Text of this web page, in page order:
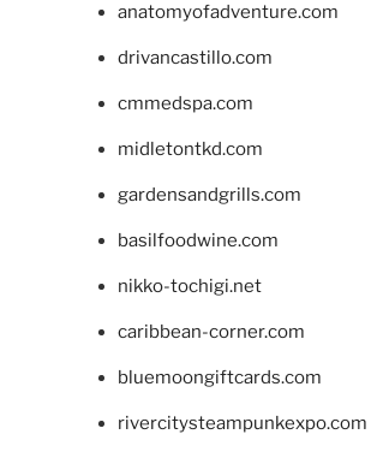
anatomyofadventure.com
drivancastillo.com
cmmedspa.com
midletontkd.com
gardensandgrills.com
basilfoodwine.com
nikko-tochigi.net
caribbean-corner.com
bluemoongiftcards.com
rivercitysteampunkexpo.com